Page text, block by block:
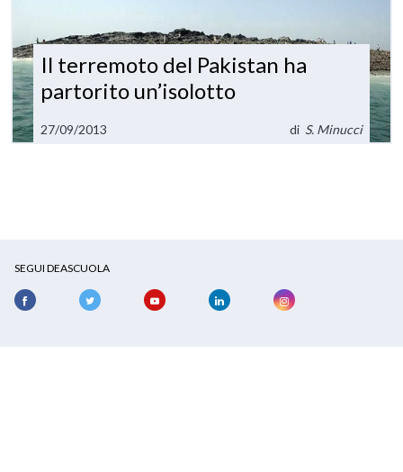
Il terremoto del Pakistan ha
partorito un’isolotto
27/09/2013 di S. Minucci
SEGUI DEASCUOLA